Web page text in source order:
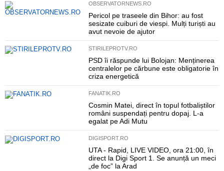
OBSERVATORNEWS.RO
Pericol pe traseele din Bihor: au fost
sesizate cuiburi de viespi. Mulți turiști au
avut nevoie de ajutor
STIRILEPROTV.RO
PSD îi răspunde lui Bolojan: Menținerea
centralelor pe cărbune este obligatorie în
criza energetică
FANATIK.RO
Cosmin Matei, direct în topul fotbaliștilor
români suspendați pentru dopaj. L-a
egalat pe Adi Mutu
DIGISPORT.RO
UTA - Rapid, LIVE VIDEO, ora 21:00, în
direct la Digi Sport 1. Se anunță un meci
„de foc” la Arad